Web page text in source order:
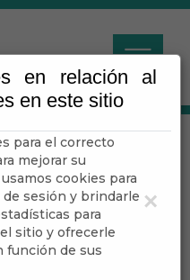
×
en relación al
en este sitio
para el correcto
mejorar su
cookies para
sesión y brindarle
para
sitio y ofrecerle
función de sus